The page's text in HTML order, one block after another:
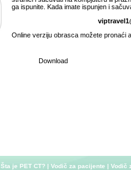
ga ispunite. Kada imate ispunjen i
Online verziju obrasca možete pronaći
Download
Šta je PET CT?| Vodič za pacijente | Vodič